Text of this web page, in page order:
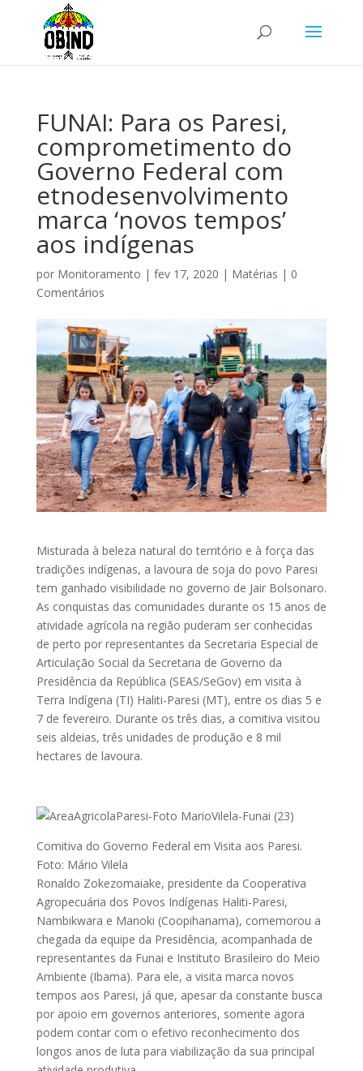
FUNAI: Para os Paresi,
comprometimento do
Governo Federal com
etnodesenvolvimento
marca ‘novos tempos’
aos indígenas
por Monitoramento | fev 17, 2020 | Matérias | 0
Comentários
Misturada à beleza natural do território e à força das
tradições indígenas, a lavoura de soja do povo Paresi
tem ganhado visibilidade no governo de Jair Bolsonaro.
As conquistas das comunidades durante os 15 anos de
atividade agrícola na região puderam ser conhecidas
de perto por representantes da Secretaria Especial de
Articulação Social da Secretaria de Governo da
Presidência da República (SEAS/SeGov) em visita à
Terra Indígena (TI) Haliti-Paresi (MT), entre os dias 5 e
7 de fevereiro. Durante os três dias, a comitiva visitou
seis aldeias, três unidades de produção e 8 mil
hectares de lavoura.
Comitiva do Governo Federal em Visita aos Paresi.
Foto: Mário Vilela
Ronaldo Zokezomaiake, presidente da Cooperativa
Agropecuária dos Povos Indígenas Haliti-Paresi,
Nambikwara e Manoki (Coopihanama), comemorou a
chegada da equipe da Presidência, acompanhada de
representantes da Funai e Instituto Brasileiro do Meio
Ambiente (Ibama). Para ele, a visita marca novos
tempos aos Paresi, já que, apesar da constante busca
por apoio em governos anteriores, somente agora
podem contar com o efetivo reconhecimento dos
longos anos de luta para viabilização da sua principal